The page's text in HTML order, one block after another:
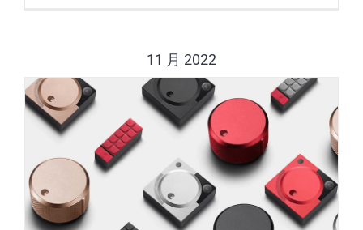
11 月 2022